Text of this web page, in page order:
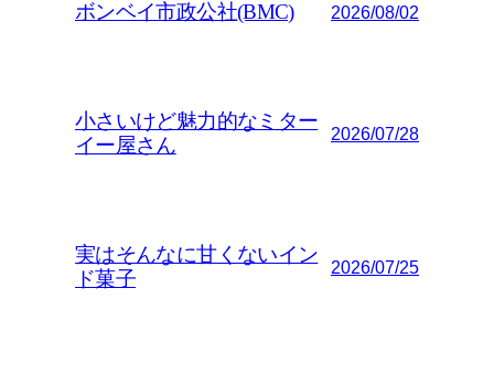
ボンベイ市政公社(BMC) 2026/08/02
小さいけど魅力的なミター
イー屋さん
2026/07/28
実はそんなに甘くないイン
ド菓子
2026/07/25